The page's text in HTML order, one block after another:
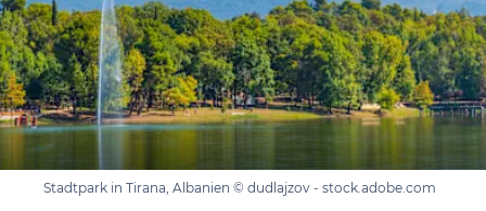
Stadtpark in Tirana, Albanien © dudlajzov - stock.adobe.com